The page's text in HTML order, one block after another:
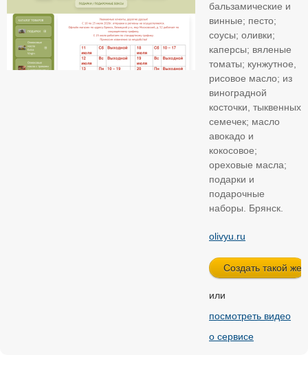
бальзамические и
винные; песто;
соусы; оливки;
каперсы; вяленые
томаты; кунжутное,
рисовое масло; из
виноградной
косточки, тыквенных
семечек; масло
авокадо и
кокосовое;
ореховые масла;
подарки и
подарочные
наборы. Брянск.
olivyu.ru
или
посмотреть видео
о сервисе